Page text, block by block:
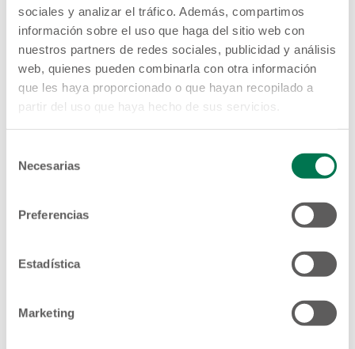
sociales y analizar el tráfico. Además, compartimos
información sobre el uso que haga del sitio web con
nuestros partners de redes sociales, publicidad y análisis
web, quienes pueden combinarla con otra información
que les haya proporcionado o que hayan recopilado a
partir del uso que haya hecho de sus servicios.
Necesarias
Preferencias
Estadística
Marketing
empresa
Créditos creados para satisfacer las
necesidades de los micro y pequeños
empresarios que deseen hacer crecer su
negocio.
Si necesitas un crédito para emergencias
acércate a las Cajas de Crédito y los Bancos de
los Trabajadores del SISTEMA FEDECRÉDITO y